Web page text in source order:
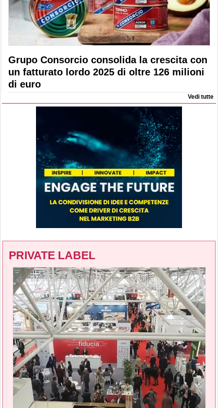
Grupo Consorcio consolida la crescita con
un fatturato lordo 2025 di oltre 126 milioni
di euro
Vedi tutte
PRIVATE LABEL